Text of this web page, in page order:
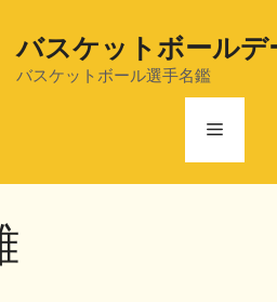
バスケットボールデ
バスケットボール選手名鑑
メ